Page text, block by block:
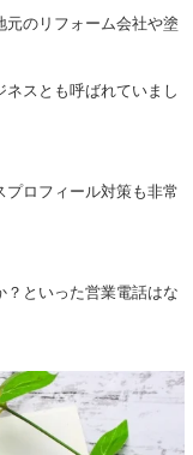
元のリフォーム会社や塗
スとも呼ばれていまし
ロフィール対策も非常
？といった営業電話はな